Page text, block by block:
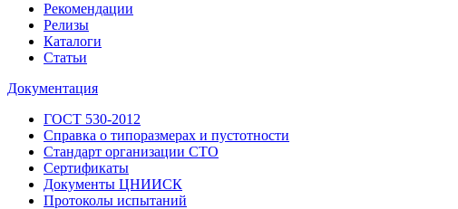
Рекомендации
Релизы
Каталоги
Статьи
Документация
ГОСТ 530-2012
Справка о типоразмерах и пустотности
Стандарт организации СТО
Сертификаты
Документы ЦНИИСК
Протоколы испытаний